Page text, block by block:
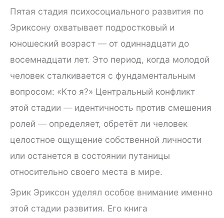
Пятая стадия психосоциального развития по
Эриксону охватывает подростковый и
юношеский возраст — от одиннадцати до
восемнадцати лет. Это период, когда молодой
человек сталкивается с фундаментальным
вопросом: «Кто я?» Центральный конфликт
этой стадии — идентичность против смешения
ролей — определяет, обретёт ли человек
целостное ощущение собственной личности
или останется в состоянии путаницы
относительно своего места в мире.
Эрик Эриксон уделял особое внимание именно
этой стадии развития. Его книга